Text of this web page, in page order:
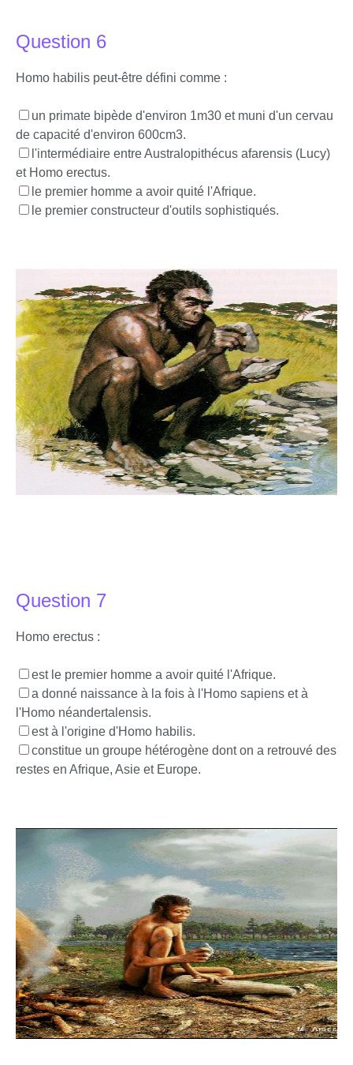
Question 6
Homo habilis peut-être défini comme :
un primate bipède d'environ 1m30 et muni d'un cervau
de capacité d'environ 600cm3.
l'intermédiaire entre Australopithécus afarensis (Lucy)
et Homo erectus.
le premier homme a avoir quité l'Afrique.
le premier constructeur d'outils sophistiqués.
Question 7
Homo erectus :
est le premier homme a avoir quité l'Afrique.
a donné naissance à la fois à l'Homo sapiens et à
l'Homo néandertalensis.
est à l'origine d'Homo habilis.
constitue un groupe hétérogène dont on a retrouvé des
restes en Afrique, Asie et Europe.